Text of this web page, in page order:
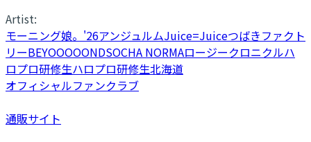
Artist:
モーニング娘。'26アンジュルムJuice=Juiceつばきファクト
リーBEYOOOOONDSOCHA NORMAロージークロニクルハ
ロプロ研修生ハロプロ研修生北海道
オフィシャルファンクラブ
通販サイト